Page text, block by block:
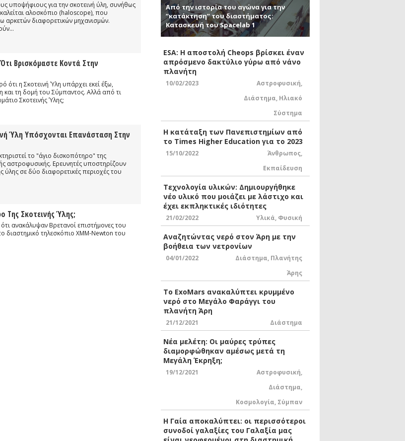
υποψήφιους για την σκοτεινή ύλη, συνήθως
αλοσκόπιο (haloscope), που
αρκετών διαφορετικών μηχανισμών.
Ότι Βρισκόμαστε Κοντά Στην
ότι η Σκοτεινή Ύλη υπάρχει εκεί έξω,
και τη δομή του Σύμπαντος. Αλλά από τι
Σκοτεινής Ύλης;
Ύλη Υπόσχονται Επανάσταση Στην
το "άγιο δισκοπότηρο" της
αστροφυσικής. Ερευνητές υποστηρίζουν
ύλης σε δύο διαφορετικές περιοχές του
Της Σκοτεινής Ύλης;
ανακάλυψαν Βρετανοί επιστήμονες του
διαστημικό τηλεσκόπιο XMM-Newton του
Από την ιστορία του αγώνα για την
“κατάκτηση” του διαστήματος:
Κατασκευή του Spacelab 1
ESA: Η αποστολή Cheops βρίσκει έναν
απρόσμενο δακτύλιο γύρω από νάνο
πλανήτη
10/02/2023 Αστροφυσική,
Διάστημα, Ηλιακό
Σύστημα
Η κατάταξη των Πανεπιστημίων από
το Times Higher Education για το 2023
15/10/2022 Άνθρωπος,
Εκπαίδευση
Τεχνολογία υλικών: Δημιουργήθηκε
νέο υλικό που μοιάζει με λάστιχο και
έχει εκπληκτικές ιδιότητες
21/02/2022 Υλικά, Φυσική
Αναζητώντας νερό στον Άρη με την
βοήθεια των νετρονίων
04/01/2022 Διάστημα, Πλανήτης
Άρης
Το ExoMars ανακαλύπτει κρυμμένο
νερό στο Μεγάλο Φαράγγι του
πλανήτη Άρη
21/12/2021 Διάστημα
Νέα μελέτη: Οι μαύρες τρύπες
διαμορφώθηκαν αμέσως μετά τη
Μεγάλη Έκρηξη;
19/12/2021 Αστροφυσική,
Διάστημα,
Κοσμολογία, Σύμπαν
Η Γαία αποκαλύπτει: οι περισσότεροι
συνοδοί γαλαξίες του Γαλαξία μας